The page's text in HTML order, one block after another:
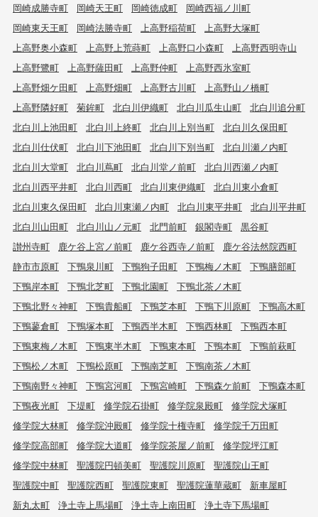
岡崎成勝寺町
岡崎天王町 岡崎徳成町
岡崎西福ノ川町
岡崎東天王町
岡崎法勝寺町 上高野稲荷町
上高野大塚町
上高野奥小森町
上高野上荒蒔町 上高野口小森町
上高野西明寺山
上高野鷺町
上高野薩田町 上高野仲町
上高野西氷室町
上高野畑ケ田町
上高野畑町 上高野古川町
上高野山ノ橋町
上高野隣好町
菊鉾町 北白川伊織町 北白川瓜生山町
北白川追分町
北白川上池田町
北白川上終町 北白川上別当町
北白川久保田町
北白川仕伏町
北白川下池田町 北白川下別当町
北白川瀬ノ内町
北白川大堂町
北白川蔦町 北白川堂ノ前町
北白川西瀬ノ内町
北白川西平井町
北白川西町 北白川東伊織町
北白川東小倉町
北白川東久保田町
北白川東瀬ノ内町 北白川東平井町
北白川平井町
北白川山田町
北白川山ノ元町 北門前町 銀閣寺町
黒谷町
讃州寺町
鹿ケ谷上宮ノ前町 鹿ケ谷西寺ノ前町
鹿ケ谷法然院西町
静市市原町
下鴨泉川町 下鴨狗子田町 下鴨梅ノ木町
下鴨膳部町
下鴨岸本町
下鴨北芝町 下鴨北園町
下鴨北茶ノ木町
下鴨北野々神町
下鴨貴船町 下鴨芝本町 下鴨下川原町
下鴨高木町
下鴨蓼倉町
下鴨塚本町 下鴨西半木町 下鴨西林町
下鴨西本町
下鴨東梅ノ木町
下鴨東半木町 下鴨東本町 下鴨本町
下鴨前萩町
下鴨松ノ木町
下鴨松原町 下鴨南芝町
下鴨南茶ノ木町
下鴨南野々神町
下鴨宮河町 下鴨宮崎町 下鴨森ケ前町
下鴨森本町
下鴨夜光町
下堤町 修学院石掛町 修学院泉殿町
修学院犬塚町
修学院大林町
修学院沖殿町 修学院十権寺町
修学院千万田町
修学院高部町
修学院大道町 修学院茶屋ノ前町
修学院坪江町
修学院中林町
聖護院円頓美町 聖護院川原町
聖護院山王町
聖護院中町
聖護院西町 聖護院東町 聖護院蓮華蔵町
新車屋町
新丸太町
浄土寺上馬場町 浄土寺上南田町
浄土寺下馬場町